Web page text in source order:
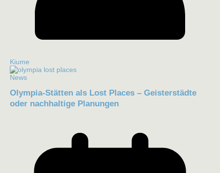
Kiume
News
Olympia-Stätten als Lost Places – Geisterstädte
oder nachhaltige Planungen